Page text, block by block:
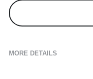
MORE DETAILS